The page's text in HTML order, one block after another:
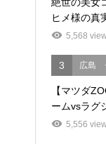
ヒメ様の真
5,568
3 広島
【マツダ
ームvsラグ
5,556